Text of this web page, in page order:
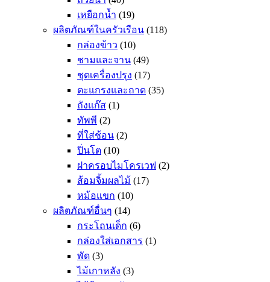
เหยือกน้ำ (19)
ผลิตภัณฑ์ในครัวเรือน (118)
กล่องข้าว (10)
ชามและจาน (49)
ชุดเครื่องปรุง (17)
ตะแกรงและถาด (35)
ถังแก๊ส (1)
ทัพพี (2)
ที่ใส่ช้อน (2)
ปิ่นโต (10)
ฝาครอบไมโครเวฟ (2)
ส้อมจิ้มผลไม้ (17)
หม้อแขก (10)
ผลิตภัณฑ์อื่นๆ (14)
กระโถนเด็ก (6)
กล่องใส่เอกสาร (1)
พัด (3)
ไม้เกาหลัง (3)